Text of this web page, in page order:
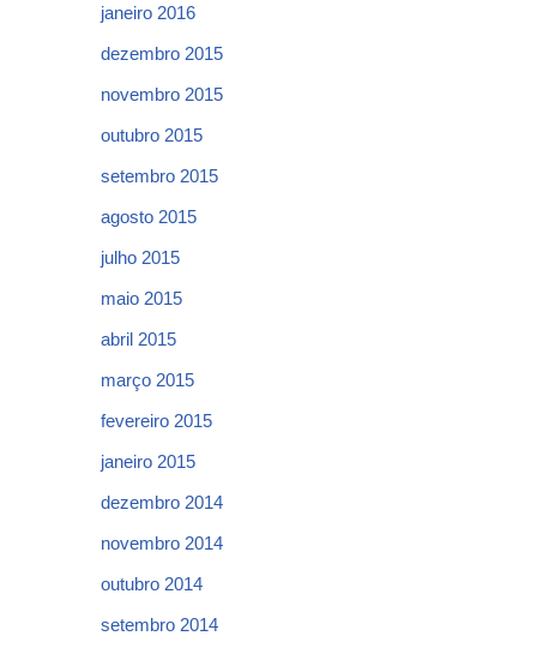
janeiro 2016
dezembro 2015
novembro 2015
outubro 2015
setembro 2015
agosto 2015
julho 2015
maio 2015
abril 2015
março 2015
fevereiro 2015
janeiro 2015
dezembro 2014
novembro 2014
outubro 2014
setembro 2014